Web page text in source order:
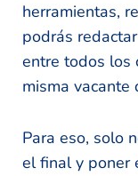
herramientas,
podrás
entre todos los
misma vacante
Para eso, solo
el final y poner